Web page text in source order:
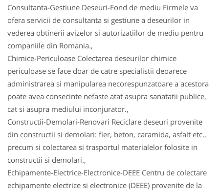
Consultanta-Gestiune Deseuri-Fond de mediu Firmele va
ofera servicii de consultanta si gestiune a deseurilor in
vederea obtinerii avizelor si autorizatiilor de mediu pentru
companiile din Romania.,
Chimice-Periculoase Colectarea deseurilor chimice
periculoase se face doar de catre specialistii deoarece
administrarea si manipularea necorespunzatoare a acestora
poate avea consecinte nefaste atat asupra sanatatii publice,
cat si asupra mediului inconjurator.,
Constructii-Demolari-Renovari Reciclare deseuri provenite
din constructii si demolari: fier, beton, caramida, asfalt etc.,
precum si colectarea si trasportul materialelor folosite in
constructii si demolari.,
Echipamente-Electrice-Electronice-DEEE Centru de colectare
echipamente electrice si electronice (DEEE) provenite de la